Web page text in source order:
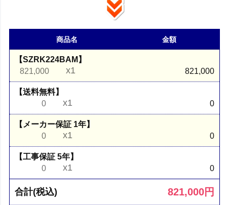
商品名 金額
【SZRK224BAM】
821,000
x1 821,000
【送料無料】
0
x1 0
【メーカー保証 1年】
0
x1 0
【工事保証 5年】
0
x1 0
合計(税込) 821,000円